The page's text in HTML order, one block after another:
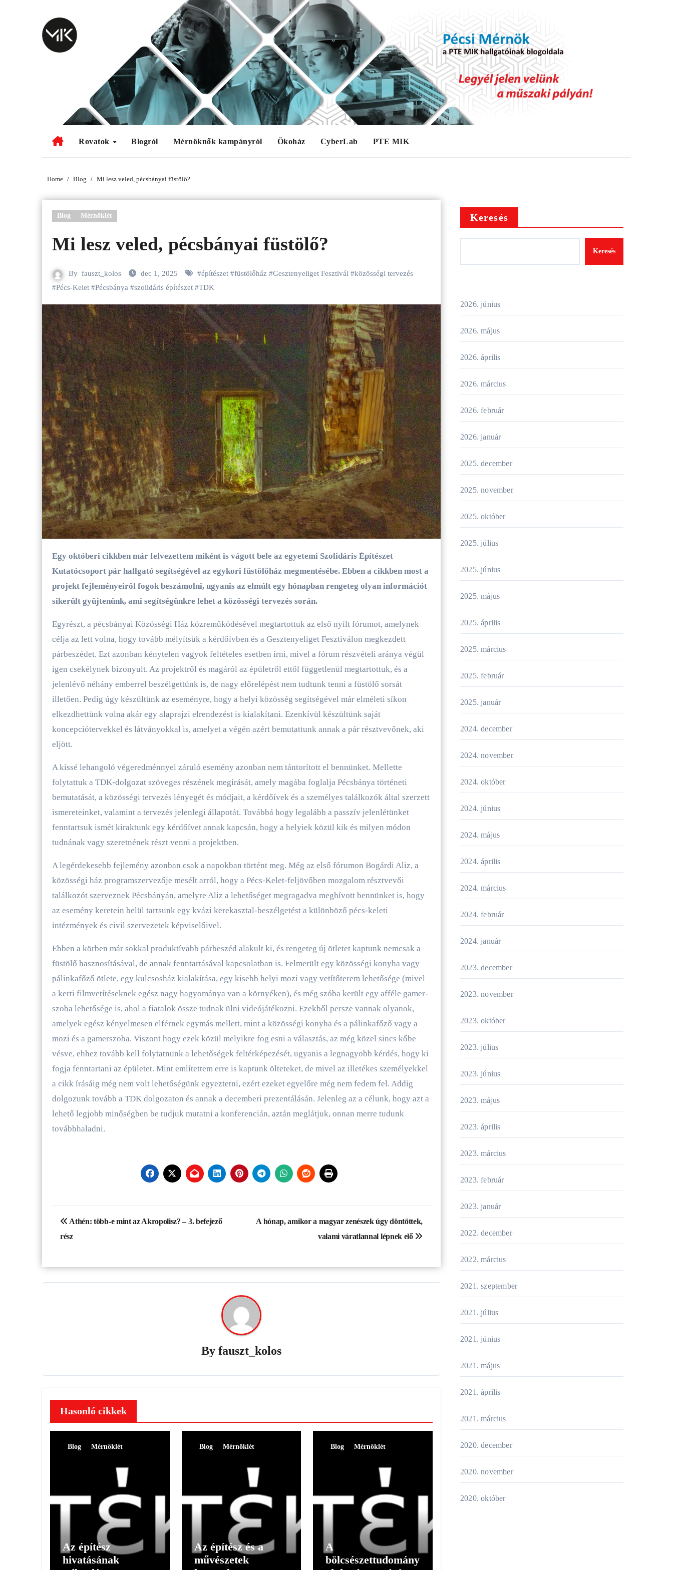
Rovatok Blogról Mérnöknők kampányról Ökoház CyberLab PTE MIK
Home Blog Mi lesz veled, pécsbányai füstölő?
Blog Mérnöklét
Mi lesz veled, pécsbányai füstölő?
By fauszt_kolos dec 1, 2025 #építészet #füstölőház #Gesztenyeliget Fesztivál #közösségi tervezés
#Pécs-Kelet #Pécsbánya #szolidáris építészet #TDK
Egy októberi cikkben már felvezettem miként is vágott bele az egyetemi Szolidáris Építészet
Kutatócsoport pár hallgató segítségével az egykori füstölőház megmentésébe. Ebben a cikkben most a
projekt fejleményeiről fogok beszámolni, ugyanis az elmúlt egy hónapban rengeteg olyan információt
sikerült gyűjtenünk, ami segítségünkre lehet a közösségi tervezés során.
Egyrészt, a pécsbányai Közösségi Ház közreműködésével megtartottuk az első nyílt fórumot, amelynek
célja az lett volna, hogy tovább mélyítsük a kérdőívben és a Gesztenyeliget Fesztiválon megkezdett
párbeszédet. Ezt azonban kénytelen vagyok feltételes esetben írni, mivel a fórum részvételi aránya végül
igen csekélynek bizonyult. Az projektről és magáról az épületről ettől függetlenül megtartottuk, és a
jelenlévő néhány emberrel beszélgettünk is, de nagy előrelépést nem tudtunk tenni a füstölő sorsát
illetően. Pedig úgy készültünk az eseményre, hogy a helyi közösség segítségével már elméleti síkon
elkezdhettünk volna akár egy alaprajzi elrendezést is kialakítani. Ezenkívül készültünk saját
koncepciótervekkel és látványokkal is, amelyet a végén azért bemutattunk annak a pár résztvevőnek, aki
eljött.
A kissé lehangoló végeredménnyel záruló esemény azonban nem tántorított el bennünket. Mellette
folytattuk a TDK-dolgozat szöveges részének megírását, amely magába foglalja Pécsbánya történeti
bemutatását, a közösségi tervezés lényegét és módjait, a kérdőívek és a személyes találkozók által szerzett
ismereteinket, valamint a tervezés jelenlegi állapotát. Továbbá hogy legalább a passzív jelenlétünket
fenntartsuk ismét kiraktunk egy kérdőívet annak kapcsán, hogy a helyiek közül kik és milyen módon
tudnának vagy szeretnének részt venni a projektben.
A legérdekesebb fejlemény azonban csak a napokban történt meg. Még az első fórumon Bogárdi Aliz, a
közösségi ház programszervezője mesélt arról, hogy a Pécs-Kelet-feljövőben mozgalom résztvevői
találkozót szerveznek Pécsbányán, amelyre Aliz a lehetőséget megragadva meghívott bennünket is, hogy
az esemény keretein belül tartsunk egy kvázi kerekasztal-beszélgetést a különböző pécs-keleti
intézmények és civil szervezetek képviselőivel.
Ebben a körben már sokkal produktívabb párbeszéd alakult ki, és rengeteg új ötletet kaptunk nemcsak a
füstölő hasznosításával, de annak fenntartásával kapcsolatban is. Felmerült egy közösségi konyha vagy
pálinkafőző ötlete, egy kulcsosház kialakítása, egy kisebb helyi mozi vagy vetítőterem lehetősége (mivel
a kerti filmvetítéseknek egész nagy hagyománya van a környéken), és még szóba került egy afféle gamer-
szoba lehetősége is, ahol a fiatalok össze tudnak ülni videójátékozni. Ezekből persze vannak olyanok,
amelyek egész kényelmesen elférnek egymás mellett, mint a közösségi konyha és a pálinkafőző vagy a
mozi és a gamerszoba. Viszont hogy ezek közül melyikre fog esni a választás, az még közel sincs kőbe
vésve, ehhez tovább kell folytatnunk a lehetőségek feltérképezését, ugyanis a legnagyobb kérdés, hogy ki
fogja fenntartani az épületet. Mint említettem erre is kaptunk ölteteket, de mivel az illetékes személyekkel
a cikk írásáig még nem volt lehetőségünk egyeztetni, ezért ezeket egyelőre még nem fedem fel. Addig
dolgozunk tovább a TDK dolgozaton és annak a decemberi prezentálásán. Jelenleg az a célunk, hogy azt a
lehető legjobb minőségben be tudjuk mutatni a konferencián, aztán meglátjuk, onnan merre tudunk
továbbhaladni.
Bejegyzés
navigáció
Athén: több-e mint az Akropolisz? – 3. befejező
rész
A hónap, amikor a magyar zenészek úgy döntöttek,
valami váratlannal lépnek elő
By fauszt_kolos
Hasonló cikkek
Blog Mérnöklét
Az építész
hivatásának
Blog Mérnöklét
Az építész és a
művészetek
Blog Mérnöklét
A
bölcsészettudomány
Keresés
Keresés
2026. június
2026. május
2026. április
2026. március
2026. február
2026. január
2025. december
2025. november
2025. október
2025. július
2025. június
2025. május
2025. április
2025. március
2025. február
2025. január
2024. december
2024. november
2024. október
2024. június
2024. május
2024. április
2024. március
2024. február
2024. január
2023. december
2023. november
2023. október
2023. július
2023. június
2023. május
2023. április
2023. március
2023. február
2023. január
2022. december
2022. március
2021. szeptember
2021. július
2021. június
2021. május
2021. április
2021. március
2020. december
2020. november
2020. október